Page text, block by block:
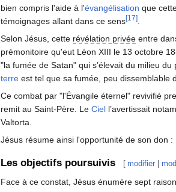
bien compris l'aide à l'évangélisation que
témoignages allant dans ce sens[17]
Selon Jésus, cette révélation privée entre
prémonitoire qu'eut Léon XIII le 13 octobre
"la fumée de Satan" qui s’élevait du milieu du
terre est tel que sa fumée, peu dissemblable
Ce combat par "l'Évangile éternel" revivifié
remit au Saint-Père. Le Ciel l’avertissait
Valtorta.
Jésus résume ainsi l'opportunité de son don
Les objectifs poursuivis [ modifier |
Face à ce constat, Jésus énumère sept